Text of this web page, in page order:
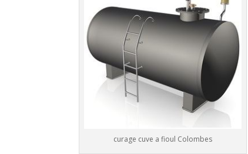
curage cuve a fioul Colombes